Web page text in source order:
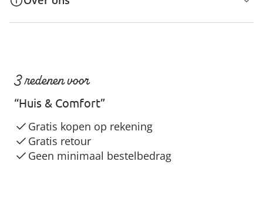
3 redenen voor
“Huis & Comfort”
Gratis kopen op rekening
Gratis retour
Geen minimaal bestelbedrag